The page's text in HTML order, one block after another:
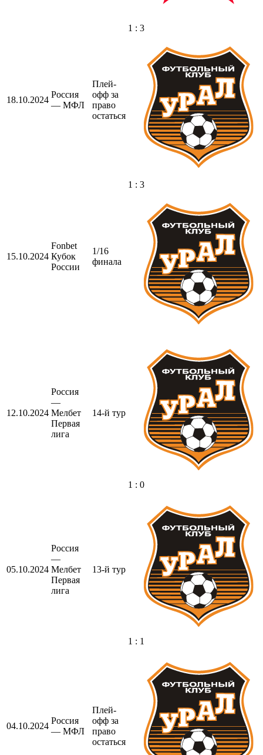
18.10.2024
Россия
— МФЛ
Плей-
офф за
право
остаться
1 : 3
15.10.2024
Fonbet
Кубок
России
1/16
финала
1 : 3
12.10.2024
Россия
—
Мелбет
Первая
лига
14-й тур
1 : 0
05.10.2024
Россия
—
Мелбет
Первая
лига
13-й тур
1 : 1
04.10.2024
Россия
— МФЛ
Плей-
офф за
право
остаться